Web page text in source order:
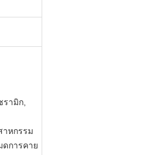
ามิก,
หกรรม
ดการคาย